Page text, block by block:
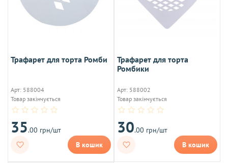
Трафарет для торта Ромби
Арт: 588004
Товар закінчується
35.00 грн/шт
В кошик
Трафарет для торта
Ромбики
Арт: 588002
Товар закінчується
30.00 грн/шт
В кошик